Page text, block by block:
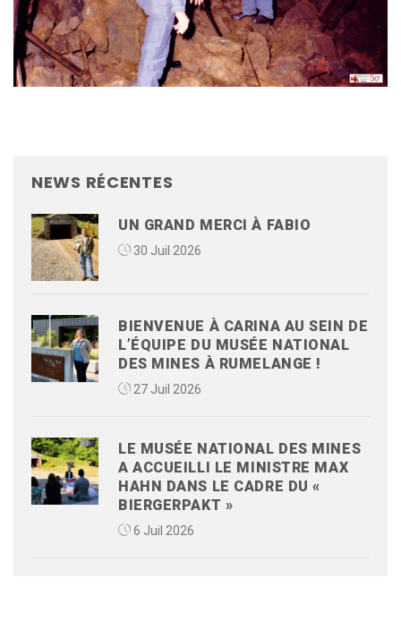
NEWS RÉCENTES
UN GRAND MERCI À FABIO
30 Juil 2026
BIENVENUE À CARINA AU SEIN DE
L’ÉQUIPE DU MUSÉE NATIONAL
DES MINES À RUMELANGE !
27 Juil 2026
LE MUSÉE NATIONAL DES MINES
A ACCUEILLI LE MINISTRE MAX
HAHN DANS LE CADRE DU «
BIERGERPAKT »
6 Juil 2026